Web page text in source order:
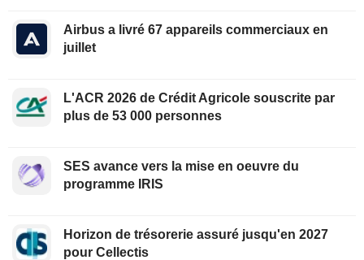
Airbus a livré 67 appareils commerciaux en
juillet
L'ACR 2026 de Crédit Agricole souscrite par
plus de 53 000 personnes
SES avance vers la mise en oeuvre du
programme IRIS
Horizon de trésorerie assuré jusqu'en 2027
pour Cellectis